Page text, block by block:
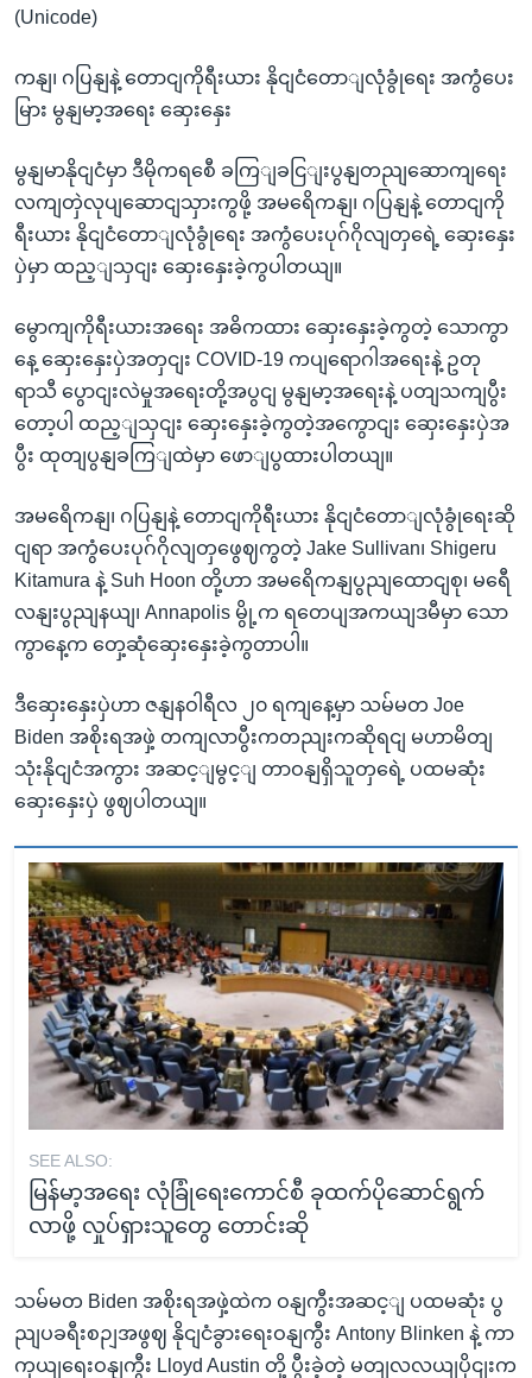
(Unicode)
ကနျ၊ ဂပြနျနဲ့ တောငျကိုရီးယား နိုငျငံတောျလုံခွုံရေး အကွံပေး
မြား မွနျမာ့အရေး ဆှေးနှေး
မွနျမာနိုငျငံမှာ ဒီမိုကရစေီ ခကြျခငြျးပွနျတညျဆောကျရေး
လကျတှဲလုပျဆောငျသှားကွဖို့ အမရေိကနျ၊ ဂပြနျနဲ့ တောငျကို
ရီးယား နိုငျငံတောျလုံခွုံရေး အကွံပေးပုဂ်ဂိုလျတှရေဲ့ ဆှေးနှေး
ပှဲမှာ ထည့ျသှငျး ဆှေးနှေးခဲ့ကွပါတယျ။
မွောကျကိုရီးယားအရေး အဓိကထား ဆှေးနှေးခဲ့ကွတဲ့ သောကွာ
နေ့ ဆှေးနှေးပှဲအတှငျး COVID-19 ကပျရောဂါအရေးနဲ့ ဥတု
ရာသီ ပွောငျးလဲမှုအရေးတို့အပွငျ မွနျမာ့အရေးနဲ့ ပတျသကျပွီး
တော့ပါ ထည့ျသှငျး ဆှေးနှေးခဲ့ကွတဲ့အကွောငျး ဆှေးနှေးပှဲအ
ပွီး ထုတျပွနျခကြျထဲမှာ ဖောျပွထားပါတယျ။
အမရေိကနျ၊ ဂပြနျနဲ့ တောငျကိုရီးယား နိုငျငံတောျလုံခွုံရေးဆို
ငျရာ အကွံပေးပုဂ်ဂိုလျတှဖွေဈကွတဲ့ Jake Sullivan၊ Shigeru
Kitamura နဲ့ Suh Hoon တို့ဟာ အမရေိကနျပွညျထောငျစု၊ မရေီ
လနျးပွညျနယျ၊ Annapolis မွို့က ရတေပျအကယျဒမီမှာ သော
ကွာနေ့က တှေ့ဆုံဆှေးနှေးခဲ့ကွတာပါ။
ဒီဆှေးနှေးပှဲဟာ ဇနျနဝါရီလ ၂၀ ရကျနေ့မှာ သမ်မတ Joe
Biden အစိုးရအဖှဲ့ တကျလာပွီးကတညျးကဆိုရငျ မဟာမိတျ
သုံးနိုငျငံအကွား အဆင့ျမွင့ျ တာဝနျရှိသူတှရေဲ့ ပထမဆုံး
ဆှေးနှေးပှဲ ဖွဈပါတယျ။
SEE ALSO:
မြန်မာ့အရေး လုံခြုံရေးကောင်စီ ခုထက်ပိုဆောင်ရွက်
လာဖို့ လှုပ်ရှားသူတွေ တောင်းဆို
သမ်မတ Biden အစိုးရအဖှဲ့ထဲက ဝနျကွီးအဆင့ျ ပထမဆုံး ပွ
ညျပခရီးစဉျအဖွဈ နိုငျငံခွားရေးဝနျကွီး Antony Blinken နဲ့ ကာ
ကှယျရေးဝနျကွီး Lloyd Austin တို့ ပွီးခဲ့တဲ့ မတျလလယျပိုငျးက